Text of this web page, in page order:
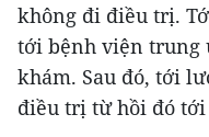
không đi điều trị.
tới bệnh viện trung
khám. Sau đó, tới
điều trị từ hồi đó